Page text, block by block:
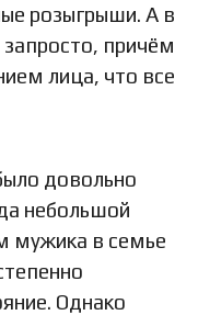
розыгрыши. А в
запросто, причём
лица, что все
довольно
небольшой
мужика в семье
Однако